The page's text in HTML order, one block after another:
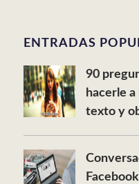
ENTRADAS
90
hacerle
texto y